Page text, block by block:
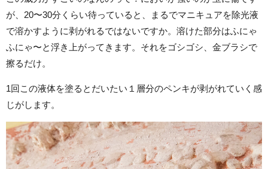
が、20〜30分くらい待っていると、まるでマニキュアを除光液
で溶かすように剥がれるではないですか。溶けた部分はふにゃ
ふにゃ〜と浮き上がってきます。それをゴシゴシ、金ブラシで
擦るだけ。
1回この液体を塗るとだいたい１層分のペンキが剥がれていく感
じがします。